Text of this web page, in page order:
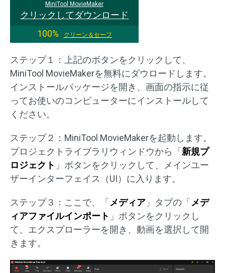
MiniTool MovieMaker
クリックしてダウンロード
100%
クリーン＆セーフ
ステップ１：上記のボタンをクリックして、
MiniTool MovieMakerを無料にダウロードします。
インストールパッケージを開き、画面の指示に従
ってお使いのコンピューターにインストールして
ください。
ステップ２：MiniTool MovieMakerを起動します。
プロジェクトライブラリウィンドウから「 新規プ
ロジェクト 」ボタンをクリックして、メインユー
ザーインターフェイス（UI）に入ります。
ステップ３：ここで、「 メディア 」タブの「 メデ
ィアファイルインポート 」ボタンをクリックし
て、エクスプローラーを開き、動画を選択して開
きます。